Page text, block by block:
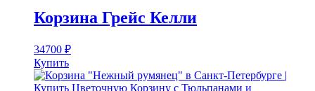
Корзина Грейс Келли
34700 ₽
Купить